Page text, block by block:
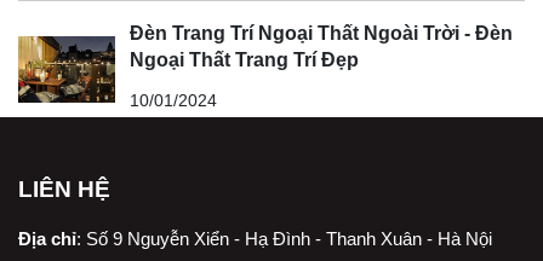
Đèn Trang Trí Ngoại Thất Ngoài Trời - Đèn
Ngoại Thất Trang Trí Đẹp
10/01/2024
LIÊN HỆ
Địa chỉ: Số 9 Nguyễn Xiển - Hạ Đình - Thanh Xuân - Hà Nội